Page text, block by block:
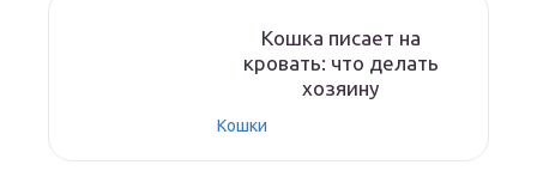
Кошка писает на
кровать: что делать
хозяину
Кошки